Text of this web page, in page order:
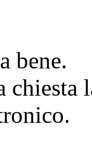
bene.